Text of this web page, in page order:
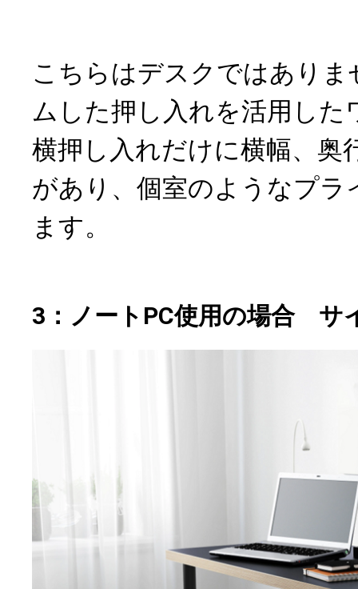
こちらはデスクではあり
ムした押し入れを活用した
横押し入れだけに横幅、奥
があり、個室のようなプラ
ます。
3：ノートPC使用の場合 サ